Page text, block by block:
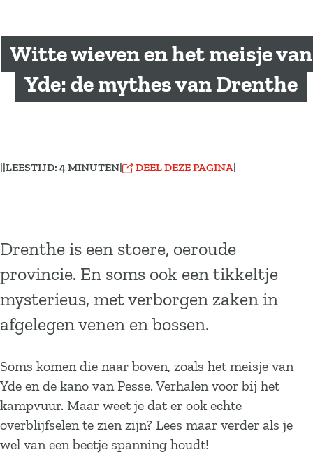
a
e
Witte wieven en het meisje van
Yde: de mythes van Drenthe
||LEESTIJD: 4 MINUTEN| DEEL DEZE PAGINA|
Drenthe is een stoere, oeroude
provincie. En soms ook een tikkeltje
mysterieus, met verborgen zaken in
afgelegen venen en bossen.
Soms komen die naar boven, zoals het meisje van
Yde en de kano van Pesse. Verhalen voor bij het
kampvuur. Maar weet je dat er ook echte
overblijfselen te zien zijn? Lees maar verder als je
wel van een beetje spanning houdt!